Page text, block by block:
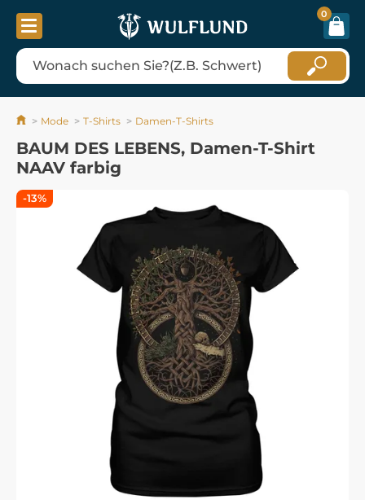
0
Mode T-Shirts Damen-T-Shirts
BAUM DES LEBENS, Damen-T-Shirt
NAAV farbig
-13%